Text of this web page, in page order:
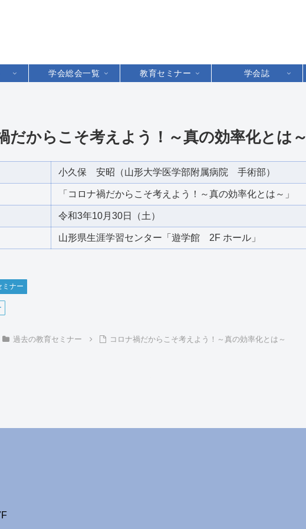
学会総会一覧 教育セミナー 学会誌
だからこそ考えよう！～真の効率化とは～
小久保 安昭（山形大学医学部附属病院 手術部）
「コロナ禍だからこそ考えよう！～真の効率化とは～」
令和3年10月30日（土）
山形県生涯学習センター「遊学館 2F ホール」
ミナー
過去の教育セミナー コロナ禍だからこそ考えよう！～真の効率化とは～